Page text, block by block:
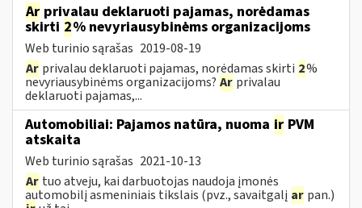
Ar privalau deklaruoti pajamas, norėdamas
skirti 2% nevyriausybinėms organizacijoms
Web turinio sąrašas 2019-08-19
Ar privalau deklaruoti pajamas, norėdamas skirti 2%
nevyriausybinėms organizacijoms? Ar privalau
deklaruoti pajamas,...
Automobiliai: Pajamos natūra, nuoma ir PVM
atskaita
Web turinio sąrašas 2021-10-13
Ar tuo atveju, kai darbuotojas naudoja įmonės
automobilį asmeniniais tikslais (pvz., savaitgalį ar pan.)